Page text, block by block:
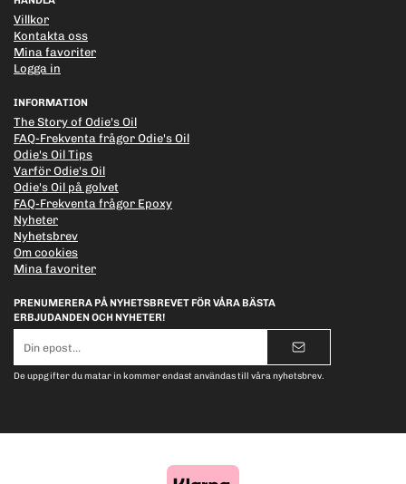
Villkor
Kontakta oss
Mina favoriter
Logga in
INFORMATION
The Story of Odie's Oil
FAQ-Frekventa frågor Odie's Oil
Odie's Oil Tips
Varför Odie's Oil
Odie's Oil på golvet
FAQ-Frekventa frågor Epoxy
Nyheter
Nyhetsbrev
Om cookies
Mina favoriter
PRENUMERERA PÅ NYHETSBREVET FÖR VÅRA BÄSTA
ERBJUDANDEN OCH NYHETER!
postadress
De uppgifter du matar in kommer endast användas till våra nyhetsbrev.